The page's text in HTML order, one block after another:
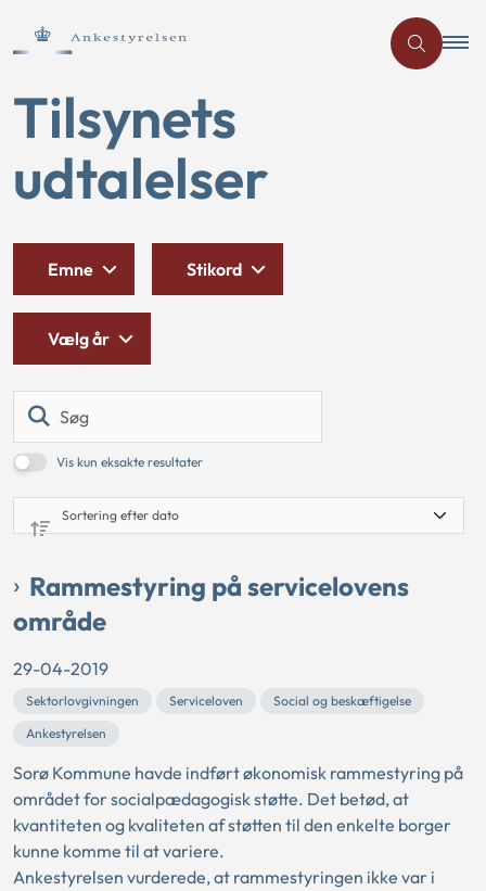
Tilsynets
udtalelser
Vis kun eksakte resultater
Emne Stikord
Vælg år
Rammestyring på servicelovens
område
29-04-2019
Sektorlovgivningen Serviceloven
Social og beskæftigelse
Ankestyrelsen
Sorø Kommune havde indført økonomisk rammestyring på
området for socialpædagogisk støtte. Det betød, at
kvantiteten og kvaliteten af støtten til den enkelte borger
kunne komme til at variere.
Ankestyrelsen vurderede, at rammestyringen ikke var i